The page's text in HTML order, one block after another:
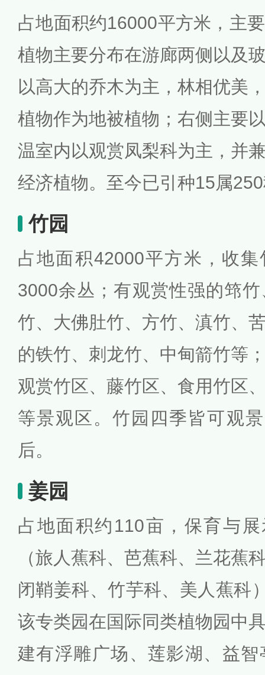
占地面积约16000平方米，主
植物主要分布在游廊两侧以及
以高大的乔木为主，林相优美
植物作为地被植物；右侧主要
温室内以观赏凤梨科为主，并
经济植物。至今已引种15属
竹园
占地面积42000平方米，收
3000余丛；有观赏性强的筇
竹、大佛肚竹、方竹、滇竹、
的铁竹、刺龙竹、中甸箭竹等
观赏竹区、藤竹区、食用竹区
等景观区。竹园四季皆可观
后。
姜园
占地面积约110亩，保育与
（旅人蕉科、芭蕉科、兰花蕉
闭鞘姜科、竹芋科、美人蕉科
该专类园在国际同类植物园中
建有浮雕广场、莲影湖、益